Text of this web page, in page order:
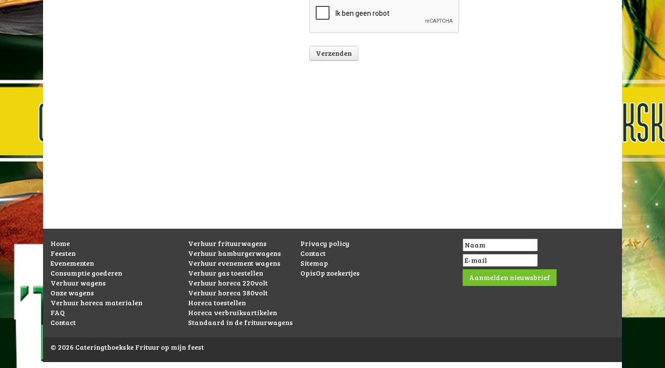
Verzenden
Home
Feesten
Evenementen
Consumptie goederen
Verhuur wagens
Onze wagens
Verhuur horeca materialen
FAQ
Contact
Verhuur frituurwagens
Verhuur hamburgerwagens
Verhuur evenement wagens
Verhuur gas toestellen
Verhuur horeca 220volt
Verhuur horeca 380volt
Horeca toestellen
Horeca verbruiksartikelen
Standaard in de frituurwagens
Privacy policy
Contact
Sitemap
OpisOp zoekertjes
© 2026 Cateringthoekske Frituur op mijn feest